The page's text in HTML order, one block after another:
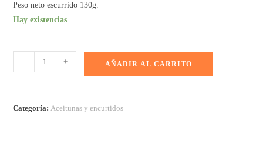
Peso neto escurrido 130g.
Hay existencias
- + AÑADIR AL CARRITO
Categoría:Aceitunas y encurtidos